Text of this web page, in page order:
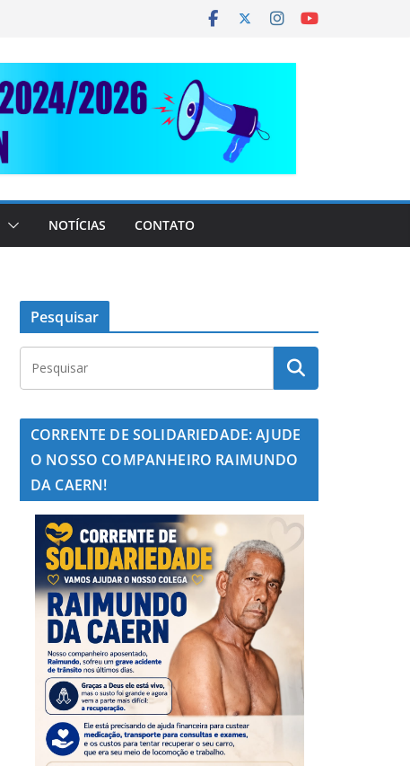
NOTÍCIAS CONTATO
Pesquisar
CORRENTE DE SOLIDARIEDADE: AJUDE
O NOSSO COMPANHEIRO RAIMUNDO
DA CAERN!